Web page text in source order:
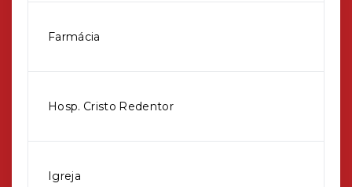
Farmácia
Hosp. Cristo Redentor
Igreja